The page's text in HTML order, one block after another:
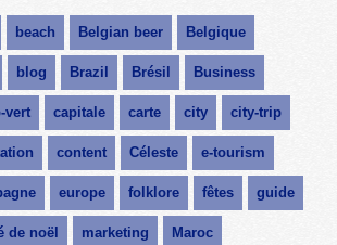
beach Belgian beer Belgique
blog Brazil Brésil Business
vert capitale carte city city-trip
content Céleste e-tourism
europe folklore fêtes guide
de noël marketing Maroc